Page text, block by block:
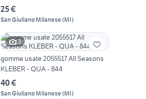
25 €
San Giuliano Milanese(MI)
3
gomme usate 2055517 All Seasons
KLEBER - QUA - 844
40 €
San Giuliano Milanese(MI)